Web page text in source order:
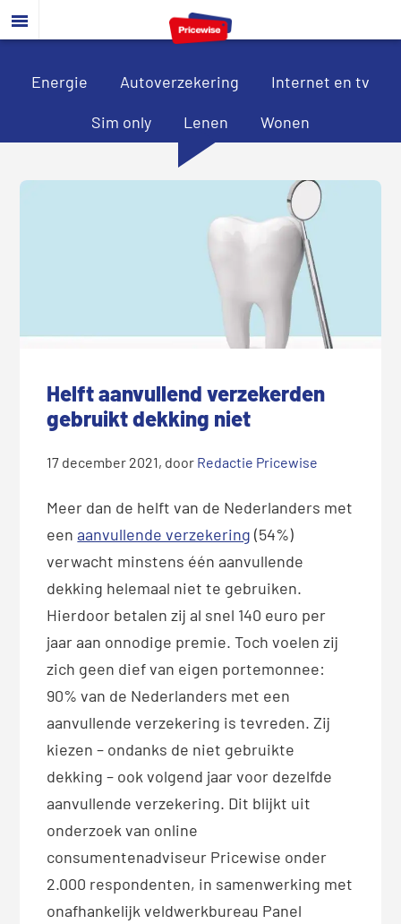
Door
naar
hoofd
Spring
naar
eerste
Spring
naar
voettekst
Energie Autoverzekering Internet en tv
Sim only Lenen Wonen
Helft aanvullend verzekerden
gebruikt dekking niet
17 december 2021, door Redactie Pricewise
Meer dan de helft van de Nederlanders met
eenaanvullende verzekering (54%)
verwacht minstens één aanvullende
dekking helemaal niet te gebruiken.
Hierdoor betalen zij al snel 140 euro per
jaar aan onnodige premie. Toch voelen zij
zich geen dief van eigen portemonnee:
90% van de Nederlanders met een
aanvullende verzekering is tevreden. Zij
kiezen – ondanks de niet gebruikte
dekking – ook volgend jaar voor dezelfde
aanvullende verzekering. Dit blijkt uit
onderzoek van online
consumentenadviseur Pricewise onder
2.000 respondenten, in samenwerking met
onafhankelijk veldwerkbureau Panel